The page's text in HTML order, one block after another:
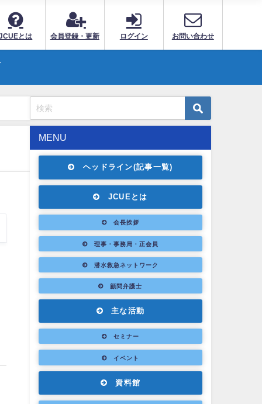
とは 会員登録・更新 ログイン お問い合わせ
MENU
ヘッドライン(記事一覧)
JCUEとは
会長挨拶
理事・事務局・正会員
潜水救急ネットワーク
顧問弁護士
主な活動
セミナー
イベント
資料館